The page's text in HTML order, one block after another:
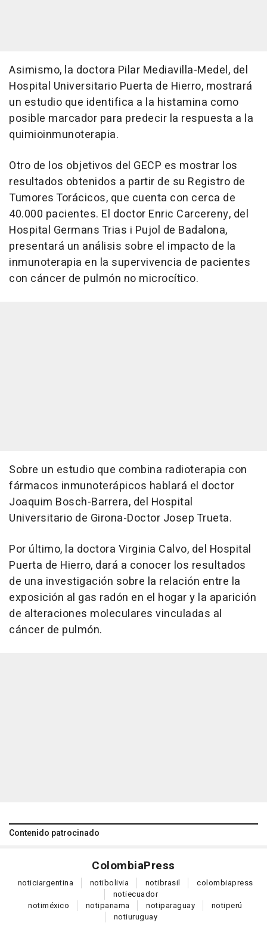
Asimismo, la doctora Pilar Mediavilla-Medel, del
Hospital Universitario Puerta de Hierro, mostrará
un estudio que identifica a la histamina como
posible marcador para predecir la respuesta a la
quimioinmunoterapia.
Otro de los objetivos del GECP es mostrar los
resultados obtenidos a partir de su Registro de
Tumores Torácicos, que cuenta con cerca de
40.000 pacientes. El doctor Enric Carcereny, del
Hospital Germans Trias i Pujol de Badalona,
presentará un análisis sobre el impacto de la
inmunoterapia en la supervivencia de pacientes
con cáncer de pulmón no microcítico.
Sobre un estudio que combina radioterapia con
fármacos inmunoterápicos hablará el doctor
Joaquim Bosch-Barrera, del Hospital
Universitario de Girona-Doctor Josep Trueta.
Por último, la doctora Virginia Calvo, del Hospital
Puerta de Hierro, dará a conocer los resultados
de una investigación sobre la relación entre la
exposición al gas radón en el hogar y la aparición
de alteraciones moleculares vinculadas al
cáncer de pulmón.
Contenido patrocinado
ColombiaPress
noticiargentina notibolivia notibrasil colombiapress
notiecuador
notiméxico notipanama notiparaguay notiperú
notiuruguay